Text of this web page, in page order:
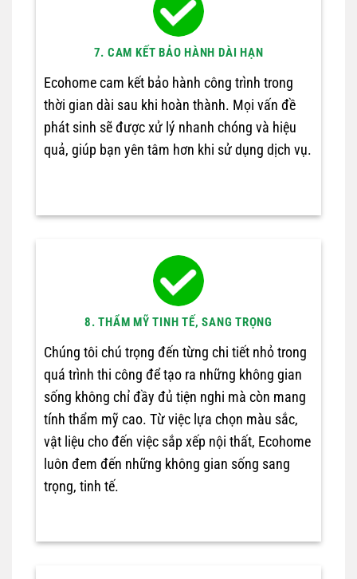
7. CAM KẾT BẢO HÀNH DÀI HẠN
Ecohome cam kết bảo hành công trình trong
thời gian dài sau khi hoàn thành. Mọi vấn đề
phát sinh sẽ được xử lý nhanh chóng và hiệu
quả, giúp bạn yên tâm hơn khi sử dụng dịch vụ.
8. THẨM MỸ TINH TẾ, SANG TRỌNG
Chúng tôi chú trọng đến từng chi tiết nhỏ trong
quá trình thi công để tạo ra những không gian
sống không chỉ đầy đủ tiện nghi mà còn mang
tính thẩm mỹ cao. Từ việc lựa chọn màu sắc,
vật liệu cho đến việc sắp xếp nội thất, Ecohome
luôn đem đến những không gian sống sang
trọng, tinh tế.